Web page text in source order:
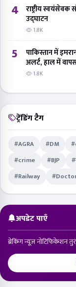
4
राष्ट्रीय
उद्घाटन
1.8K
5
पाकिस्तान में
अलर्ट, हाल में
1.8K
ट्रेंडिंग टैग
#AGRA #DM
#crime
#BJP
#Railway
अपडेट पाएँ
ब्रेकिंग न्यूज़ नोटिफिकेशन